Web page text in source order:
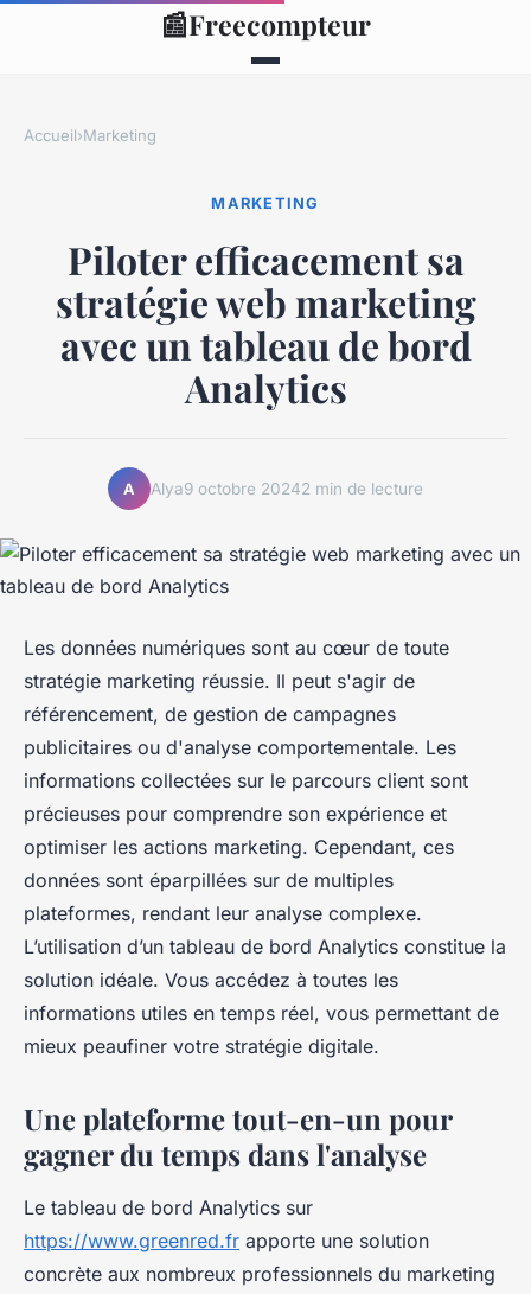
📰Freecompteur
Accueil›Marketing
MARKETING
Piloter efficacement sa
stratégie web marketing
avec un tableau de bord
Analytics
A Alya9 octobre 20242 min de lecture
Les données numériques sont au cœur de toute
stratégie marketing réussie. Il peut s'agir de
référencement, de gestion de campagnes
publicitaires ou d'analyse comportementale. Les
informations collectées sur le parcours client sont
précieuses pour comprendre son expérience et
optimiser les actions marketing. Cependant, ces
données sont éparpillées sur de multiples
plateformes, rendant leur analyse complexe.
L’utilisation d’un tableau de bord Analytics constitue la
solution idéale. Vous accédez à toutes les
informations utiles en temps réel, vous permettant de
mieux peaufiner votre stratégie digitale.
Une plateforme tout-en-un pour
gagner du temps dans l'analyse
Le tableau de bord Analytics sur
https://www.greenred.fr apporte une solution
concrète aux nombreux professionnels du marketing